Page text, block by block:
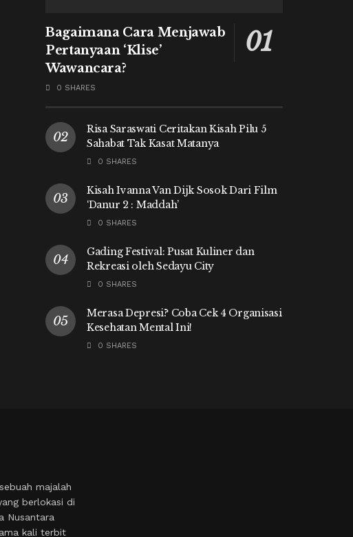
Bagaimana Cara Menjawab
Pertanyaan ‘Klise’
Wawancara?
0 SHARES
Risa Saraswati Ceritakan Kisah Pilu 5
Sahabat Tak Kasat Matanya
0 SHARES
Kisah Ivanna Van Dijk Sosok Dari Film
‘Danur 2 : Maddah’
0 SHARES
Gading Festival: Pusat Kuliner dan
Rekreasi oleh Sedayu City
0 SHARES
Merasa Depresi? Coba Cek 4 Organisasi
Kesehatan Mental Ini!
0 SHARES
majalah
berlokasi di
Nusantara
kali terbit